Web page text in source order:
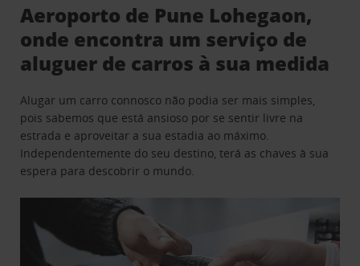
Aeroporto de Pune Lohegaon,
onde encontra um serviço de
aluguer de carros à sua medida
Alugar um carro connosco não podia ser mais simples,
pois sabemos que está ansioso por se sentir livre na
estrada e aproveitar a sua estadia ao máximo.
Independentemente do seu destino, terá as chaves à sua
espera para descobrir o mundo.